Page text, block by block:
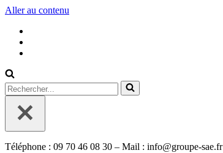
Aller au contenu
Rechercher...
Téléphone : 09 70 46 08 30 – Mail : info@groupe-sae.fr